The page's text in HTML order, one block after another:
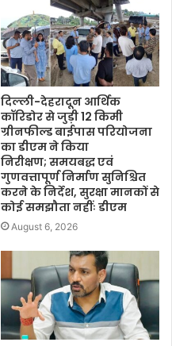
दिल्ली-देहरादून आर्थिक
कॉरिडोर से जुड़ी 12 किमी
ग्रीनफील्ड बाईपास परियोजना
का डीएम ने किया
निरीक्षण; समयबद्ध एवं
गुणवत्तापूर्ण निर्माण सुनिश्चित
करने के निर्देश, सुरक्षा मानकों से
कोई समझौता नहींः डीएम
August 6, 2026